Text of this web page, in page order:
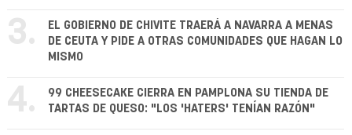
3.
EL GOBIERNO DE CHIVITE TRAERÁ A NAVARRA A MENAS
DE CEUTA Y PIDE A OTRAS COMUNIDADES QUE HAGAN LO
MISMO
4.
99 CHEESECAKE CIERRA EN PAMPLONA SU TIENDA DE
TARTAS DE QUESO: "LOS 'HATERS' TENÍAN RAZÓN"